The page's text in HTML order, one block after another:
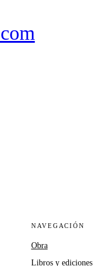
NAVEGACIÓN
Obra
Libros y ediciones